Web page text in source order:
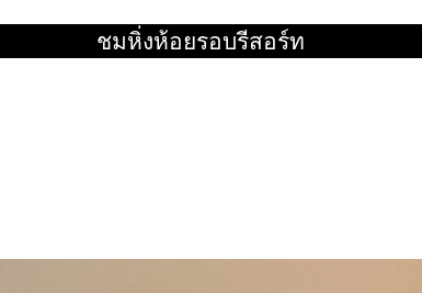
ชมหิ่งห้อยรอบรีสอร์ท